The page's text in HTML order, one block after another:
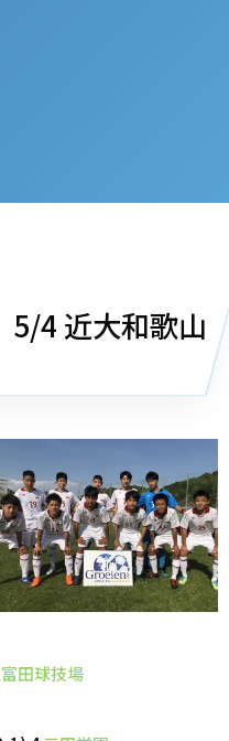
5/4 近大和歌山
富田球技場